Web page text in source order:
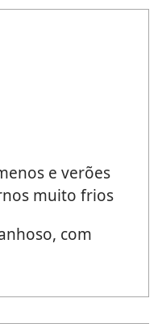
e verões
muito frios
com